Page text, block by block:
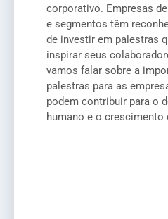
corporativo. Empresas
e segmentos têm
de investir em palestras
inspirar seus
vamos falar sobre a
palestras para as
podem contribuir para o
humano e o crescimento